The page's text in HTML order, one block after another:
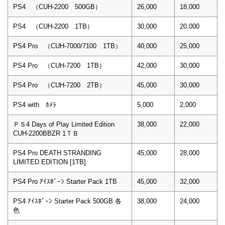
PS4 （CUH-2200 500GB） 26,000 18,000
PS4 （CUH-2200 1TB） 30,000 20,000
PS4 Pro （CUH-7000/7100 1TB） 40,000 25,000
PS4 Pro （CUH-7200 1TB） 42,000 30,000
PS4 Pro （CUH-7200 2TB） 45,000 30,000
PS4 with ｶﾒﾗ 5,000 2,000
ＰＳ4 Days of Play Limited Edition
CUH-2200BBZR 1ＴＢ
38,000 22,000
PS4 Pro DEATH STRANDING
LIMITED EDITION [1TB]
45,000 28,000
PS4 Pro ｱｲｽﾎﾞｰﾝ Starter Pack 1TB 45,000 32,000
PS4 ｱｲｽﾎﾞｰﾝ Starter Pack 500GB 各
色
38,000 24,000